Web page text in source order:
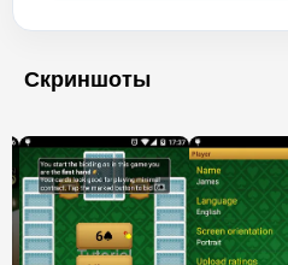
Скриншоты